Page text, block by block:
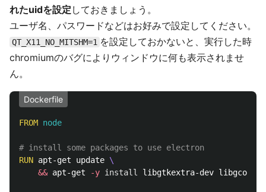
れたuidを設定 しておきましょう。
ユーザ名、パスワードなどはお好みで設定してください。
QT_X11_NO_MITSHM=1 を設定しておかないと、実行した時
chromiumのバグによりウィンドウに何も表示されませ
ん。
Dockerfile
FROM node
# install some packages to use electron
RUN apt-get update
&& apt-get -y install libgtkextra-dev